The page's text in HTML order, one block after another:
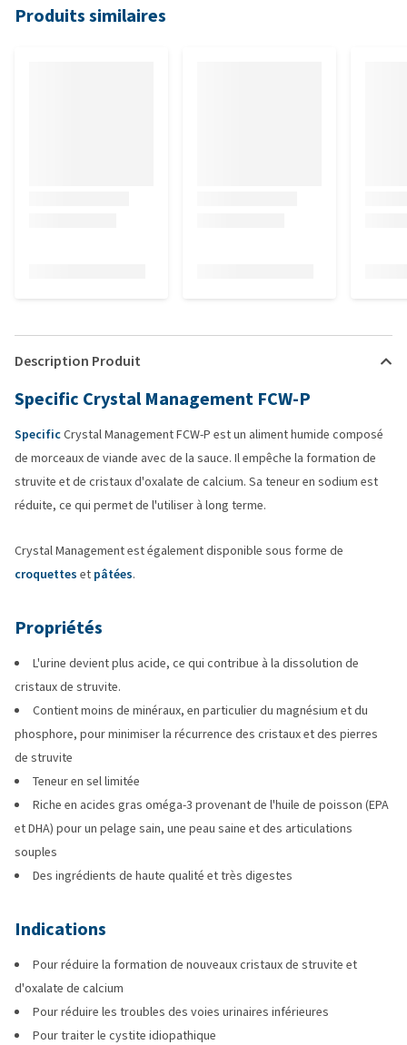
Produits similaires
Description Produit
Specific Crystal Management FCW-P
SpecificCrystal Management FCW-P est un aliment humide composé
de morceaux de viande avec de la sauce. Il empêche la formation de
struvite et de cristaux d'oxalate de calcium. Sa teneur en sodium est
réduite, ce qui permet de l'utiliser à long terme.
Crystal Management est également disponible sous forme de
croquettes et pâtées.
Propriétés
L'urine devient plus acide, ce qui contribue à la dissolution de
cristaux de struvite.
Contient moins de minéraux, en particulier du magnésium et du
phosphore, pour minimiser la récurrence des cristaux et des pierres
de struvite
Teneur en sel limitée
Riche en acides gras oméga-3 provenant de l'huile de poisson (EPA
et DHA) pour un pelage sain, une peau saine et des articulations
souples
Des ingrédients de haute qualité et très digestes
Indications
Pour réduire la formation de nouveaux cristaux de struvite et
d'oxalate de calcium
Pour réduire les troubles des voies urinaires inférieures
Pour traiter le cystite idiopathique